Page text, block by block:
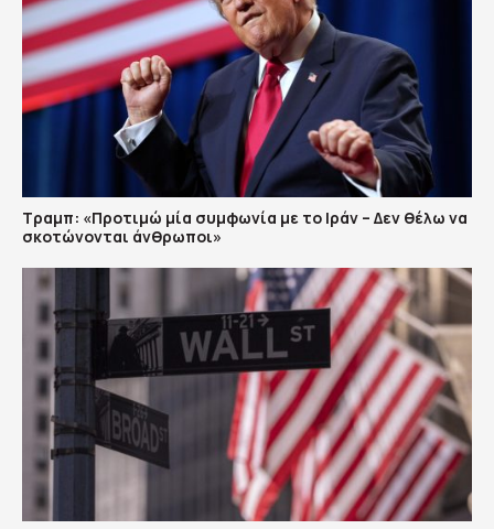
Τραμπ: «Προτιμώ μία συμφωνία με το Ιράν – Δεν θέλω να
σκοτώνονται άνθρωποι»